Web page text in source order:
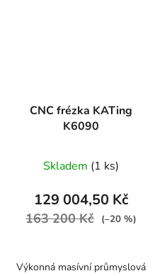
CNC frézka KATing
K6090
Skladem (1 ks)
129 004,50 Kč
163 200 Kč (–20 %)
Výkonná masívní průmyslová